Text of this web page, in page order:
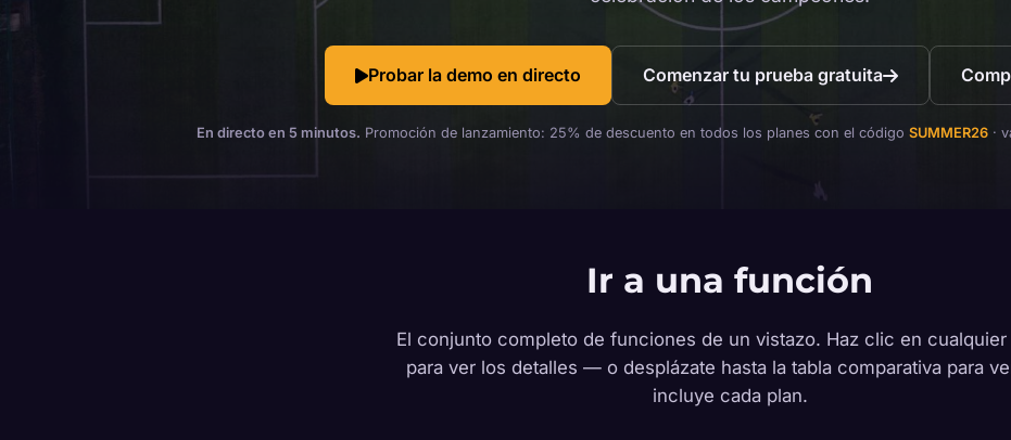
Probar la demo en directo Comenzar tu prueba gratuita
En directo en 5 minutos. Promoción de lanzamiento: 25% de descuento en todos los planes con el código SUMMER26 ·
Ir a una función
El conjunto completo de funciones de un vistazo. Haz clic en cualquier
para ver los detalles — o desplázate hasta la tabla comparativa para
incluye cada plan.